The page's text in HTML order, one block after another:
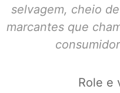
selvagem, cheio
marcantes que
Role e